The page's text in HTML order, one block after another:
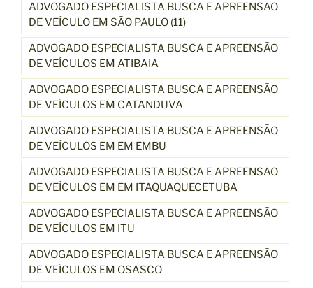
ADVOGADO ESPECIALISTA BUSCA E APREENSÃO
DE VEÍCULO EM SÃO PAULO (11)
ADVOGADO ESPECIALISTA BUSCA E APREENSÃO
DE VEÍCULOS EM ATIBAIA
ADVOGADO ESPECIALISTA BUSCA E APREENSÃO
DE VEÍCULOS EM CATANDUVA
ADVOGADO ESPECIALISTA BUSCA E APREENSÃO
DE VEÍCULOS EM EM EMBU
ADVOGADO ESPECIALISTA BUSCA E APREENSÃO
DE VEÍCULOS EM EM ITAQUAQUECETUBA
ADVOGADO ESPECIALISTA BUSCA E APREENSÃO
DE VEÍCULOS EM ITU
ADVOGADO ESPECIALISTA BUSCA E APREENSÃO
DE VEÍCULOS EM OSASCO